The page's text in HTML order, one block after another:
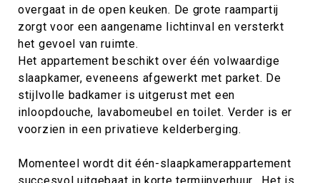
overgaat in de open keuken. De grote raampartij
zorgt voor een aangename lichtinval en versterkt
het gevoel van ruimte.
Het appartement beschikt over één volwaardige
slaapkamer, eveneens afgewerkt met parket. De
stijlvolle badkamer is uitgerust met een
inloopdouche, lavabomeubel en toilet. Verder is er
voorzien in een privatieve kelderberging.
Momenteel wordt dit één-slaapkamerappartement